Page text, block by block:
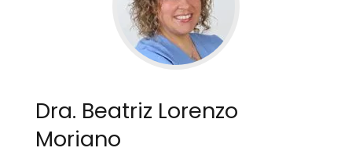
Dra. Beatriz Lorenzo
Moriano